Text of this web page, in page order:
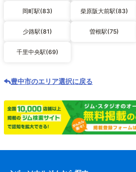
岡町駅(83) 柴原阪大前駅(83)
少路駅(81) 曽根駅(75)
千里中央駅(69)
豊中市のエリア選択に戻る